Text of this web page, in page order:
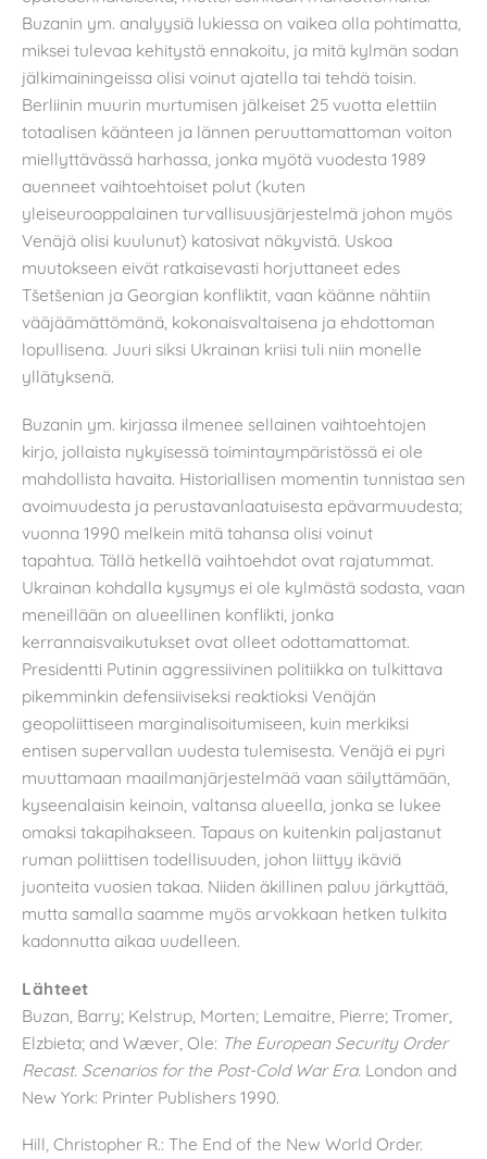
Buzanin ym. analyysiä lukiessa on vaikea olla pohtimatta,
miksei tulevaa kehitystä ennakoitu, ja mitä kylmän sodan
jälkimainingeissa olisi voinut ajatella tai tehdä toisin.
Berliinin muurin murtumisen jälkeiset 25 vuotta elettiin
totaalisen käänteen ja lännen peruuttamattoman voiton
miellyttävässä harhassa, jonka myötä vuodesta 1989
auenneet vaihtoehtoiset polut (kuten
yleiseurooppalainen turvallisuusjärjestelmä johon myös
Venäjä olisi kuulunut) katosivat näkyvistä. Uskoa
muutokseen eivät ratkaisevasti horjuttaneet edes
Tšetšenian ja Georgian konfliktit, vaan käänne nähtiin
vääjäämättömänä, kokonaisvaltaisena ja ehdottoman
lopullisena. Juuri siksi Ukrainan kriisi tuli niin monelle
yllätyksenä.
Buzanin ym. kirjassa ilmenee sellainen vaihtoehtojen
kirjo, jollaista nykyisessä toimintaympäristössä ei ole
mahdollista havaita. Historiallisen momentin tunnistaa sen
avoimuudesta ja perustavanlaatuisesta epävarmuudesta;
vuonna 1990 melkein mitä tahansa olisi voinut
tapahtua. Tällä hetkellä vaihtoehdot ovat rajatummat.
Ukrainan kohdalla kysymys ei ole kylmästä sodasta, vaan
meneillään on alueellinen konflikti, jonka
kerrannaisvaikutukset ovat olleet odottamattomat.
Presidentti Putinin aggressiivinen politiikka on tulkittava
pikemminkin defensiiviseksi reaktioksi Venäjän
geopoliittiseen marginalisoitumiseen, kuin merkiksi
entisen supervallan uudesta tulemisesta. Venäjä ei pyri
muuttamaan maailmanjärjestelmää vaan säilyttämään,
kyseenalaisin keinoin, valtansa alueella, jonka se lukee
omaksi takapihakseen. Tapaus on kuitenkin paljastanut
ruman poliittisen todellisuuden, johon liittyy ikäviä
juonteita vuosien takaa. Niiden äkillinen paluu järkyttää,
mutta samalla saamme myös arvokkaan hetken tulkita
kadonnutta aikaa uudelleen.
Lähteet
Buzan, Barry; Kelstrup, Morten; Lemaitre, Pierre; Tromer,
Elzbieta; and Wæver, Ole: The European Security Order
Recast. Scenarios for the Post-Cold War Era. London and
New York: Printer Publishers 1990.
Hill, Christopher R.: The End of the New World Order.